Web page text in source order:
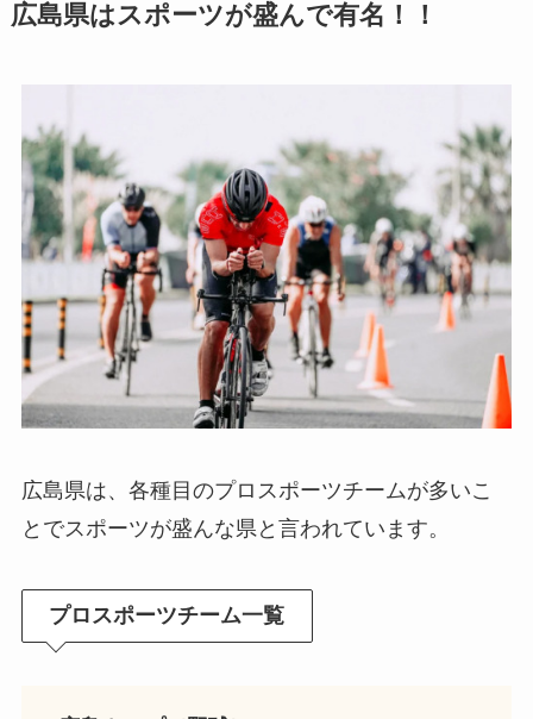
広島県はスポーツが盛んで有名！！
広島県は、各種目のプロスポーツチームが多いこ
とでスポーツが盛んな県と言われています。
プロスポーツチーム一覧